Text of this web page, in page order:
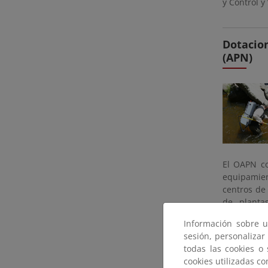
(APN)
El OAPN
centros
de
binocular,
Información sobre
sesión,
todas las cookies
cookies utilizadas